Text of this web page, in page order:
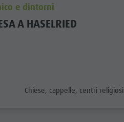
e dintorni
A HASELRIED
aria.poi_category_prefix
Chiese, cappelle, centri religiosi